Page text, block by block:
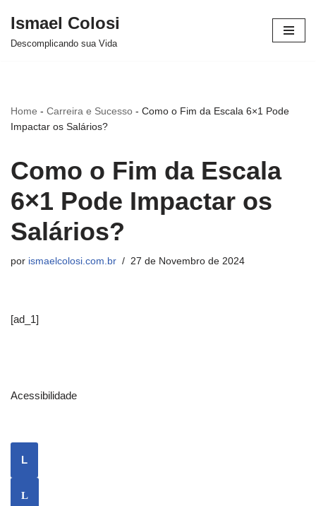
Avançar
Ismael Colosi
Descomplicando sua Vida
Home - Carreira e Sucesso - Como o Fim da Escala 6×1 Pode
Impactar os Salários?
Como o Fim da Escala
6×1 Pode Impactar os
Salários?
por ismaelcolosi.com.br 27 de Novembro de 2024
[ad_1]
Acessibilidade
L
L